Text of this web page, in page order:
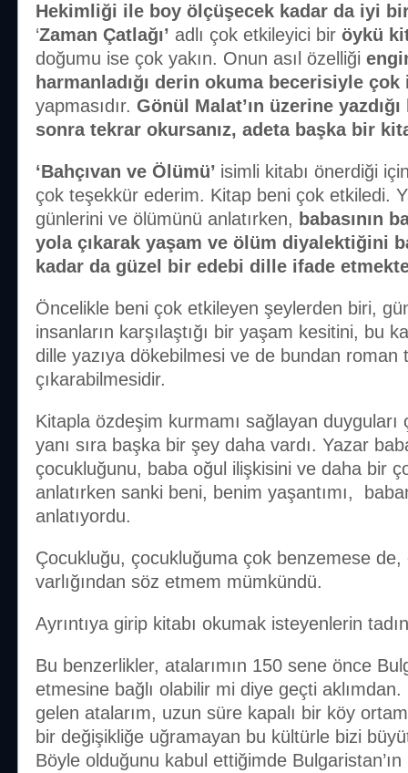
Hekimliği ile boy ölçüşecek kadar da iyi
‘Zaman Çatlağı’ adlı çok etkileyici bir öykü
doğumu ise çok yakın. Onun asıl özelliği
harmanladığı derin okuma becerisiyle
yapmasıdır. Gönül Malat’ın üzerine
sonra tekrar okursanız, adeta başka bir
‘Bahçıvan ve Ölümü’ isimli kitabı önerdiği
çok teşekkür ederim. Kitap beni çok etkiledi.
günlerini ve ölümünü anlatırken, babasının
yola çıkarak yaşam ve ölüm diyalektiğini
kadar da güzel bir edebi dille ifade
Öncelikle beni çok etkileyen şeylerden biri,
insanların karşılaştığı bir yaşam kesitini, bu
dille yazıya dökebilmesi ve de bundan
çıkarabilmesidir.
Kitapla özdeşim kurmamı sağlayan
yanı sıra başka bir şey daha vardı. Yazar
çocukluğunu, baba oğul ilişkisini ve daha bir
anlatırken sanki beni, benim yaşantımı,
anlatıyordu.
Çocukluğu, çocukluğuma çok benzemese de,
varlığından söz etmem mümkündü.
Ayrıntıya girip kitabı okumak isteyenlerin
Bu benzerlikler, atalarımın 150 sene önce
etmesine bağlı olabilir mi diye geçti
gelen atalarım, uzun süre kapalı bir köy
bir değişikliğe uğramayan bu kültürle bizi
Böyle olduğunu kabul ettiğimde Bulgaristan’ın